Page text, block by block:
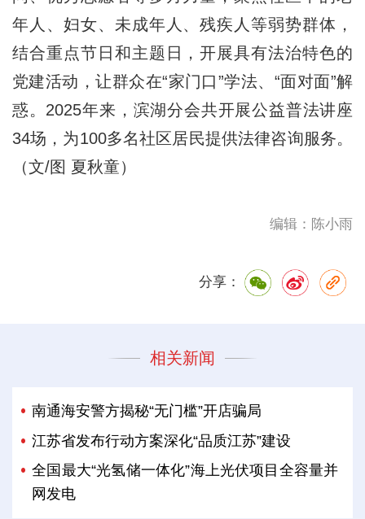
年人、妇女、未成年人、残疾人等弱势群体，
结合重点节日和主题日，开展具有法治特色的
党建活动，让群众在“家门口”学法、“面对面”解
惑。2025年来，滨湖分会共开展公益普法讲座
34场，为100多名社区居民提供法律咨询服务。
（文/图 夏秋童）
编辑：陈小雨
分享：
相关新闻
南通海安警方揭秘“无门槛”开店骗局
江苏省发布行动方案深化“品质江苏”建设
全国最大“光氢储一体化”海上光伏项目全容量并
网发电